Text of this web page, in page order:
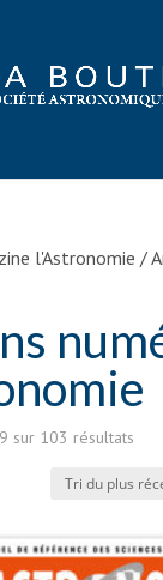
l'Astronomie /
sur 103 résultatsTrié
plus
au
plus